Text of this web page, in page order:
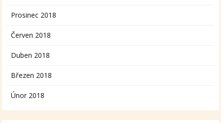
Prosinec 2018
Červen 2018
Duben 2018
Březen 2018
Únor 2018